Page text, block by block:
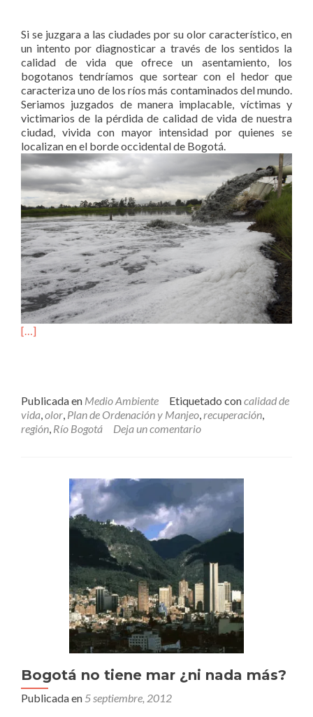
Si se juzgara a las ciudades por su olor característico, en
un intento por diagnosticar a través de los sentidos la
calidad de vida que ofrece un asentamiento, los
bogotanos tendríamos que sortear con el hedor que
caracteriza uno de los ríos más contaminados del mundo.
Seriamos juzgados de manera implacable, víctimas y
victimarios de la pérdida de calidad de vida de nuestra
ciudad, vivida con mayor intensidad por quienes se
localizan en el borde occidental de Bogotá.
[…]
Publicada en Medio Ambiente Etiquetado concalidad de
vida olor Plan de Ordenación y Manjeo recuperación
región Río Bogotá Deja un comentario
Bogotá no tiene mar ¿ni nada más?
Publicada en 5 septiembre, 2012